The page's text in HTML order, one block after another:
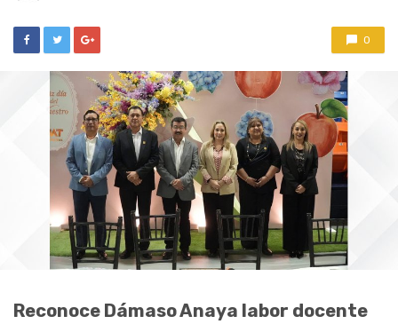
0
Reconoce Dámaso Anaya labor docente